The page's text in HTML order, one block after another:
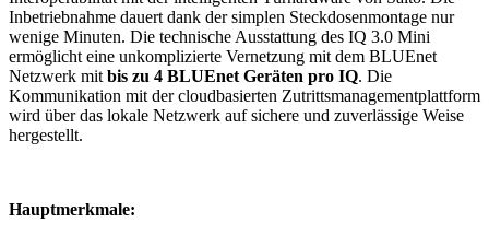
Inbetriebnahme dauert dank der simplen Steckdosenmontage nur
wenige Minuten. Die technische Ausstattung des IQ 3.0 Mini
ermöglicht eine unkomplizierte Vernetzung mit dem BLUEnet
Netzwerk mit bis zu 4 BLUEnet Geräten pro IQ. Die
Kommunikation mit der cloudbasierten Zutrittsmanagementplattform
wird über das lokale Netzwerk auf sichere und zuverlässige Weise
hergestellt.
Hauptmerkmale: